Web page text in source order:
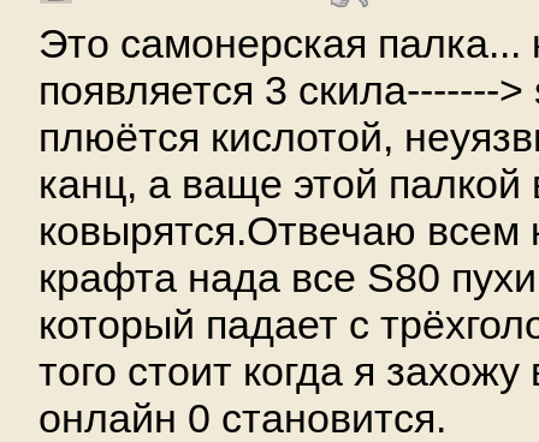
Это самонерская палка...
появляется 3 скила-------
плюётся кислотой,
канц, а ваще этой
ковырятся.Отвечаю всем
крафта нада все S80
который падает с
того стоит когда я
онлайн 0 становится.